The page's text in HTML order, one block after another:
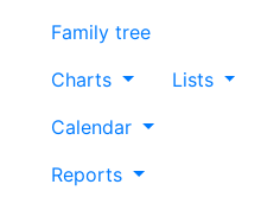
Family tree
Charts
Lists
Calendar
Reports